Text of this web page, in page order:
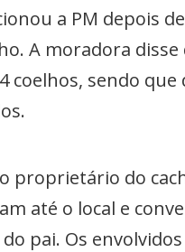
a PM depois
A moradora
coelhos, sendo
proprietário do
até o local e
pai. Os